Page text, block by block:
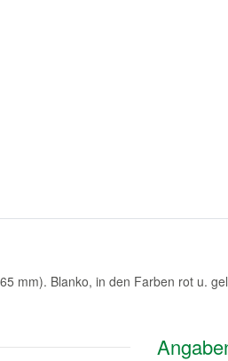
mm). Blanko, in den Farben rot u.